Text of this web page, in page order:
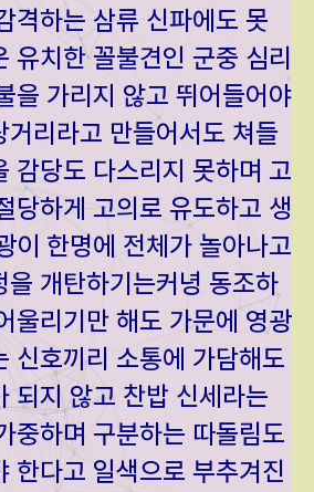
격하는 삼류 신파에도 못
유치한 꼴불견인 군중 심리
을 가리지 않고 뛰어들어야
거리라고 만들어서도 쳐들
감당도 다스리지 못하며 고
당하게 고의로 유도하고 생
이 한명에 전체가 놀아나고
을 개탄하기는커녕 동조하
울리기만 해도 가문에 영광
신호끼리 소통에 가담해도
되지 않고 찬밥 신세라는
중하며 구분하는 따돌림도
한다고 일색으로 부추겨진